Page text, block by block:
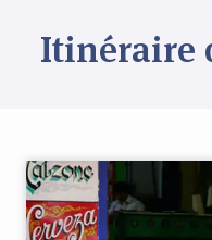
Itinéraire